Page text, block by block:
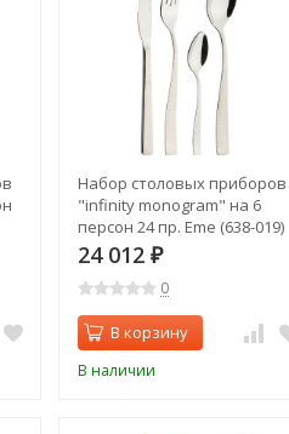
Набор столовых приборов
"infinity monogram" на 6
персон 24 пр. Eme (638-019)
24 012₽
0
В корзину
В наличии